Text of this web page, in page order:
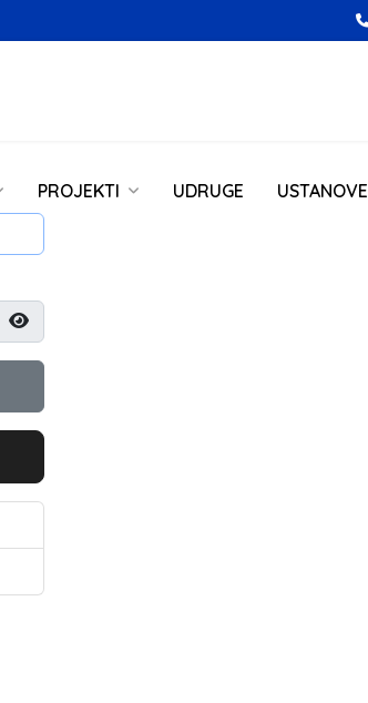
PROJEKTI UDRUGE USTANOVE
Prikaži lozinku